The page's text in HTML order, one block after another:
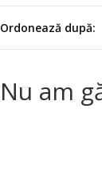
Ordonează după:
Nu am